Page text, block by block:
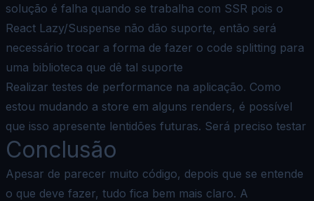
solução é falha quando se trabalha com SSR pois o
React Lazy/Suspense não dão suporte, então será
necessário trocar a forma de fazer o code splitting para
uma biblioteca que dê tal suporte
Realizar testes de performance na aplicação. Como
estou mudando a store em alguns renders, é possível
que isso apresente lentidões futuras. Será preciso testar
Conclusão
Apesar de parecer muito código, depois que se entende
o que deve fazer, tudo fica bem mais claro. A